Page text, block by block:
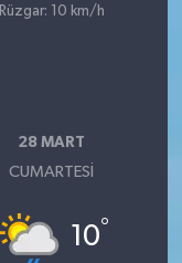
Rüzgar: 10 km/h
28 MART
CUMARTESI
10°